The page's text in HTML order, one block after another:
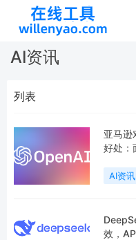
AI资讯
列表
亚马逊
好处：
AI资讯
效，